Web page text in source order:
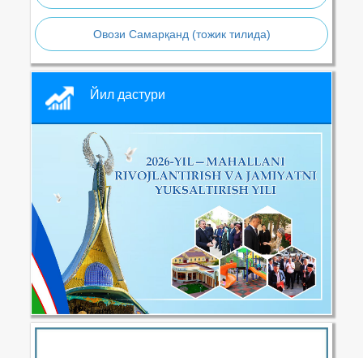
Овози Самарқанд (тожик тилида)
Йил дастури